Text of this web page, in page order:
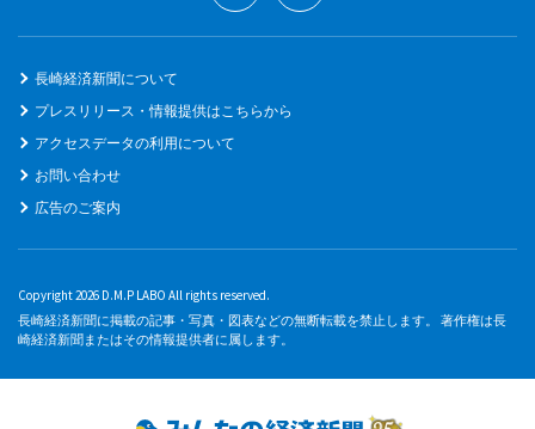
長崎経済新聞について
プレスリリース・情報提供はこちらから
アクセスデータの利用について
お問い合わせ
広告のご案内
Copyright 2026 D.M.P LABO All rights reserved.
長崎経済新聞に掲載の記事・写真・図表などの無断転載を禁止します。 著作権は長
崎経済新聞またはその情報提供者に属します。